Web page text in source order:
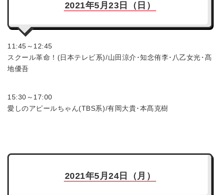
2021年5月23日（日）
11:45～12:45
スクール革命！(日本テレビ系)/山田涼介･知念侑李･八乙女光･髙
地優吾
15:30～17:00
愛しのアピールちゃん(TBS系)/有岡大貴･本髙克樹
2021年5月24日（月）